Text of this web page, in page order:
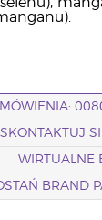
SKONTAKTUJ
WIRTUALNE
BRAND